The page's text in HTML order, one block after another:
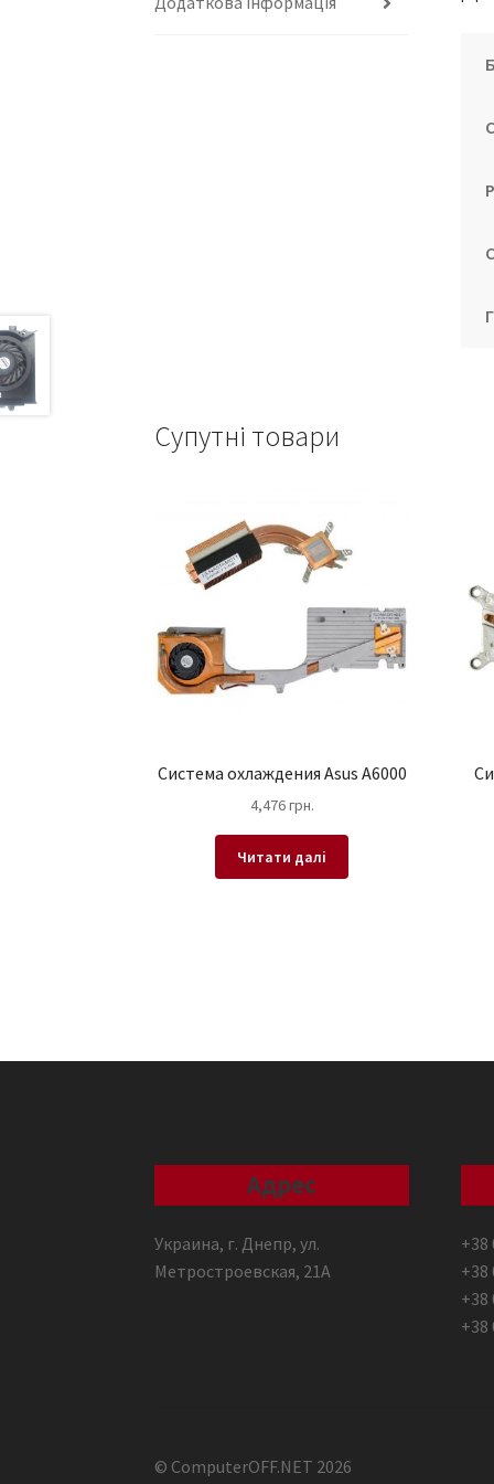
Супутні товари
Система охлаждения Asus A6000
4,476грн.
Читати далі
Адрес
Украина, г. Днепр, ул.
Метростроевская, 21А
+38
+38
+38
+38
© ComputerOFF.NET 2026